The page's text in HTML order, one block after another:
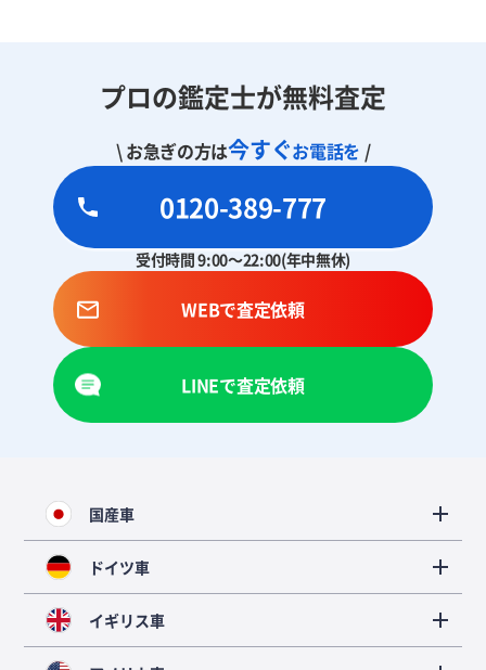
プロの鑑定士が無料査定
\ お急ぎの方は今すぐお電話を /
0120-389-777
受付時間 9:00～22:00(年中無休)
WEBで査定依頼
LINEで査定依頼
国産車
ドイツ車
イギリス車